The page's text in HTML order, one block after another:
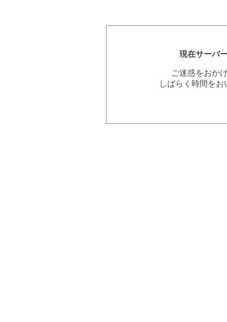
現在サーバ
ご迷惑をおか
しばらく時間を